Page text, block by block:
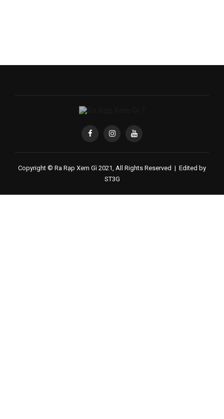
Copyright © Ra Rạp Xem Gì 2021, All Rights Reserved | Edited by
ST3G